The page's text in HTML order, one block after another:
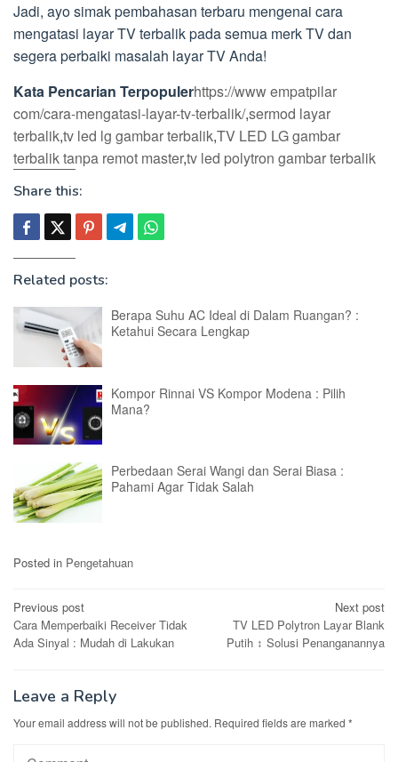
Jadi, ayo simak pembahasan terbaru mengenai cara
mengatasi layar TV terbalik pada semua merk TV dan
segera perbaiki masalah layar TV Anda!
Kata Pencarian Terpopulerhttps://www empatpilar
com/cara-mengatasi-layar-tv-terbalik/,sermod layar
terbalik,tv led lg gambar terbalik,TV LED LG gambar
terbalik tanpa remot master,tv led polytron gambar terbalik
Share this:
Related posts:
Berapa Suhu AC Ideal di Dalam Ruangan? :
Ketahui Secara Lengkap
Kompor Rinnai VS Kompor Modena : Pilih
Mana?
Perbedaan Serai Wangi dan Serai Biasa :
Pahami Agar Tidak Salah
Posted in Pengetahuan
Post
navigation
Previous post
Cara Memperbaiki Receiver Tidak
Ada Sinyal : Mudah di Lakukan
Next post
TV LED Polytron Layar Blank
Putih ↕ Solusi Penanganannya
Leave a Reply
Your email address will not be published. Required fields are marked *